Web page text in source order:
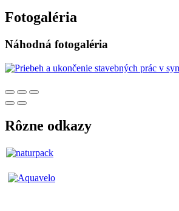
Fotogaléria
Náhodná fotogaléria
Rôzne odkazy